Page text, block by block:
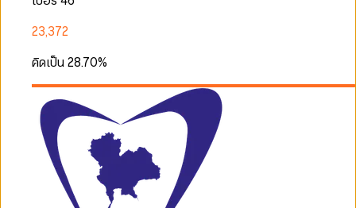
23,372
คิดเป็น28.70%